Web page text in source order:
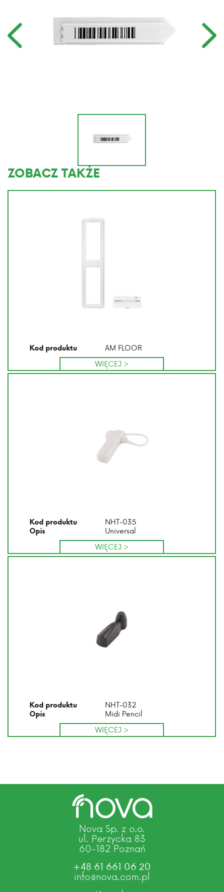
ZOBACZ TAKŻE
Kod produktu
AM FLOOR
WIĘCEJ >
Kod produktu NHT-035
Opis
Universal
WIĘCEJ >
Kod produktu NHT-032
Opis
Midi Pencil
WIĘCEJ >
Nova Sp. z o.o.
ul. Perzycka 83
60-182 Poznań
+48 61 661 06 20
info@nova.com.pl